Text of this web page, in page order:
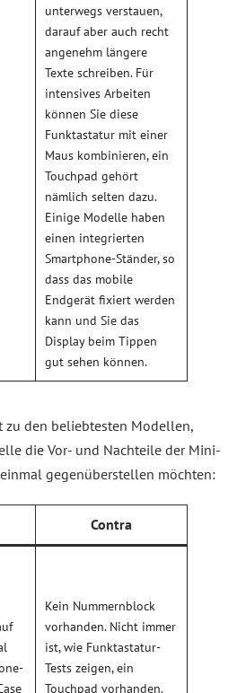
unterwegs verstauen,
darauf aber auch recht
angenehm längere
Texte schreiben. Für
intensives Arbeiten
können Sie diese
Funktastatur mit einer
Maus kombinieren, ein
Touchpad gehört
nämlich selten dazu.
Einige Modelle haben
einen integrierten
Smartphone-Ständer, so
dass das mobile
Endgerät fixiert werden
kann und Sie das
Display beim Tippen
gut sehen können.
zu den beliebtesten Modellen,
die Vor- und Nachteile der Mini-
gegenüberstellen möchten:
Contra
Kein Nummernblock
vorhanden. Nicht immer
ist, wie Funktastatur-
Tests zeigen, ein
Touchpad vorhanden.